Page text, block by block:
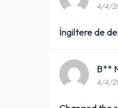
4/4/
İngiltere de
B**
4/4/